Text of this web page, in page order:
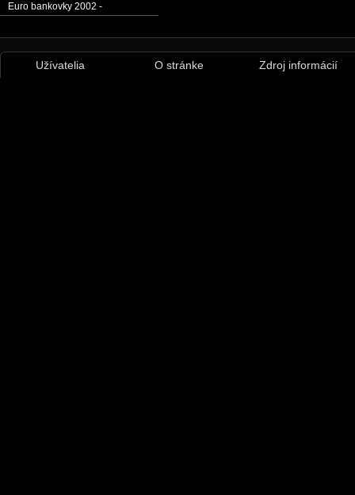
Euro bankovky 2002 -
Užívatelia O stránke Zdroj informácií